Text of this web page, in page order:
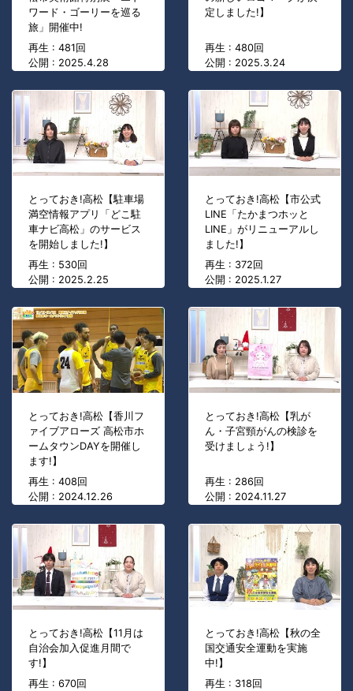
ワード・ゴーリーを巡る
旅」開催中!
再生 : 481回
公開 : 2025.4.28
定しました!】
再生 : 480回
公開 : 2025.3.24
とっておき!高松【駐車場
満空情報アプリ「どこ駐
車ナビ高松」のサービス
を開始しました!】
再生 : 530回
公開 : 2025.2.25
とっておき!高松【市公式
LINE「たかまつホッと
LINE」がリニューアルし
ました!】
再生 : 372回
公開 : 2025.1.27
とっておき!高松【香川フ
ァイブアローズ 高松市ホ
ームタウンDAYを開催し
ます!】
再生 : 408回
公開 : 2024.12.26
とっておき!高松【乳が
ん・子宮頸がんの検診を
受けましょう!】
再生 : 286回
公開 : 2024.11.27
とっておき!高松【11月は
自治会加入促進月間で
す!】
再生 : 670回
とっておき!高松【秋の全
国交通安全運動を実施
中!】
再生 : 318回